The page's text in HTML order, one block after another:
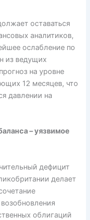
оставаться
аналитиков,
ослабление по
из ведущих
на уровне
12 месяцев, что
давлении на
– уязвимое
дефицит
делает
облигаций